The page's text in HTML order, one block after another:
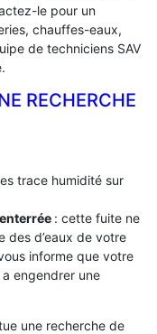
le pour un
chauffes-eaux,
de techniciens SAV
RECHERCHE
trace humidité sur
: cette fuite ne
des d’eaux de votre
informe que votre
engendrer une
une recherche de